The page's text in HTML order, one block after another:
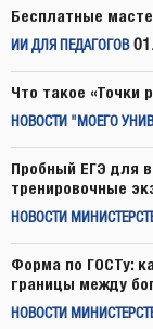
Бесплатные
ИИ ДЛЯ ПЕДАГОГОВ
Что такое «Точки
НОВОСТИ "МОЕГО
Пробный ЕГЭ для
тренировочные
НОВОСТИ
Форма по ГОСТу:
границы между
НОВОСТИ